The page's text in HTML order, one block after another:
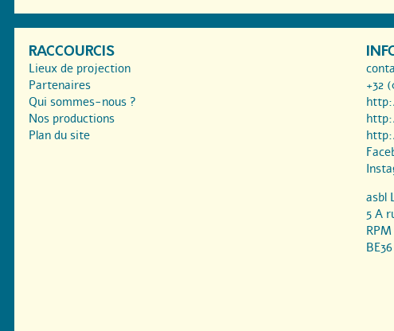
RACCOURCIS
Lieux de projection
Partenaires
Qui sommes-nous ?
Nos productions
Plan du site
+32
asbl
5 A